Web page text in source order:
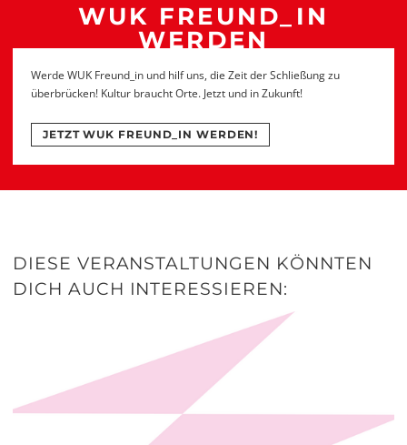
WUK FREUND_IN
WERDEN
Werde WUK Freund_in und hilf uns, die Zeit der Schließung zu
überbrücken! Kultur braucht Orte. Jetzt und in Zukunft!
JETZT WUK FREUND_IN WERDEN!
DIESE VERANSTALTUNGEN KÖNNTEN
DICH AUCH INTERESSIEREN: